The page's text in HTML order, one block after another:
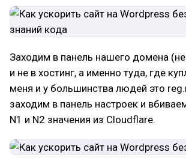
Заходим в панель нашего домена
и не в хостинг, а именно туда, где
меня и у большинства людей это
заходим в панель настроек и
N1 и N2 значения из Cloudflare.